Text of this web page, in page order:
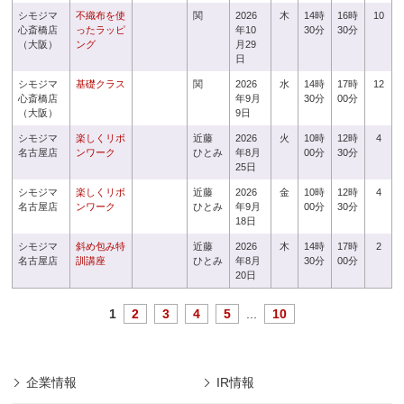
シモジマ
心斎橋店
（大阪）
不織布を使
ったラッピ
ング
関
2026
年10
月29
日
木
14時
30分
16時
30分
10
シモジマ
心斎橋店
（大阪）
基礎クラス 関
2026
年9月
9日
水
14時
30分
17時
00分
12
シモジマ
名古屋店
楽しくリボ
ンワーク
近藤
ひとみ
2026
年8月
25日
火
10時
00分
12時
30分
4
シモジマ
名古屋店
楽しくリボ
ンワーク
近藤
ひとみ
2026
年9月
18日
金
10時
00分
12時
30分
4
シモジマ
名古屋店
斜め包み特
訓講座
近藤
ひとみ
2026
年8月
20日
木
14時
30分
17時
00分
2
1 2 3 4 5 10
企業情報 IR情報